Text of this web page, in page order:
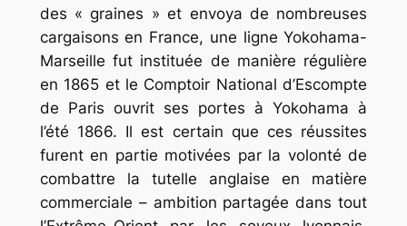
des « graines » et envoya de nombreuses
cargaisons en France, une ligne Yokohama-
Marseille fut instituée de manière régulière
en 1865 et le Comptoir National d’Escompte
de Paris ouvrit ses portes à Yokohama à
l’été 1866. Il est certain que ces réussites
furent en partie motivées par la volonté de
combattre la tutelle anglaise en matière
commerciale – ambition partagée dans tout